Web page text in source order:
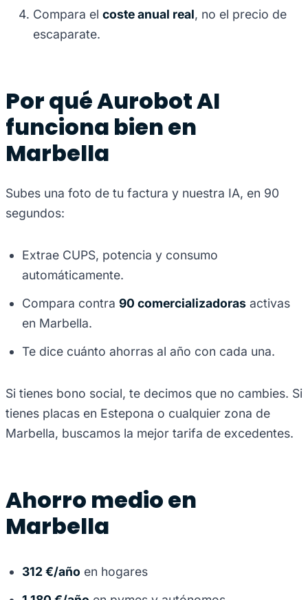
Compara el coste anual real, no el precio de
escaparate.
Por qué Aurobot AI
funciona bien en
Marbella
Subes una foto de tu factura y nuestra IA, en 90
segundos:
Extrae CUPS, potencia y consumo
automáticamente.
Compara contra 90 comercializadoras activas
en Marbella.
Te dice cuánto ahorras al año con cada una.
Si tienes bono social, te decimos que no cambies. Si
tienes placas en Estepona o cualquier zona de
Marbella, buscamos la mejor tarifa de excedentes.
Ahorro medio en
Marbella
312 €/año en hogares